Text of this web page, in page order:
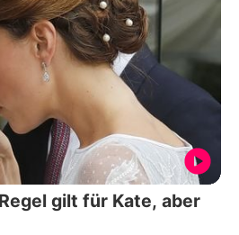
gilt für Kate, aber